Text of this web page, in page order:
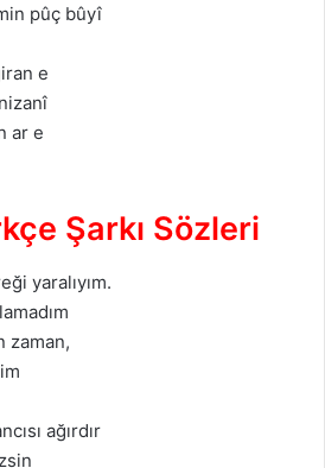
pûç bûyî
e
ar e
Şarkı Sözleri
yaralıyım.
zaman,
ağırdır